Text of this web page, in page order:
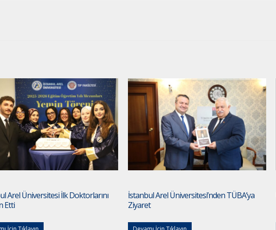
Arel Üniversitesi İlk Doktorlarını
Etti
İstanbul Arel Üniversitesi’nden TÜBA’ya
Ziyaret